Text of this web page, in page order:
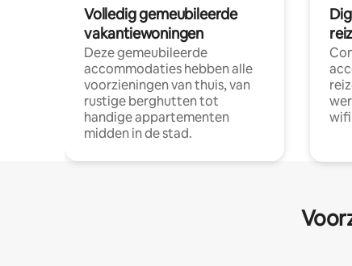
Volledig gemeubileerde
vakantiewoningen
Deze gemeubileerde
accommodaties hebben alle
voorzieningen van thuis, van
rustige berghutten tot
handige appartementen
midden in de stad.
wifi